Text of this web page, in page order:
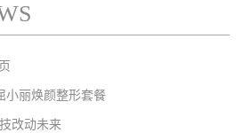
小丽焕颜整形套餐
改动未来